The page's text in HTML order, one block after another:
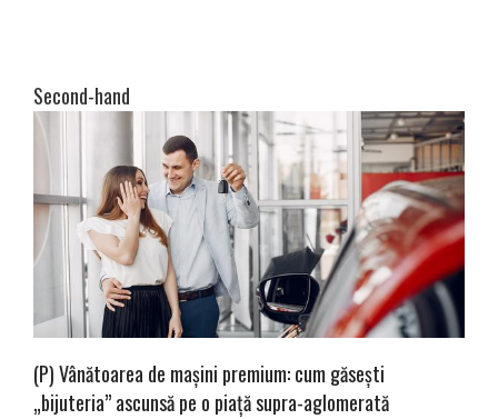
Second-hand
(P) Vânătoarea de mașini premium: cum găsești
„bijuteria” ascunsă pe o piață supra-aglomerată